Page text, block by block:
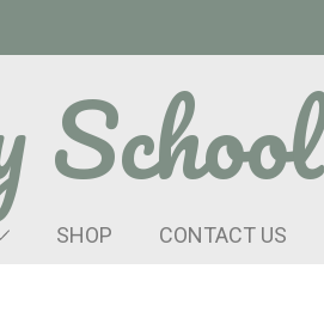
SHOP CONTACT US